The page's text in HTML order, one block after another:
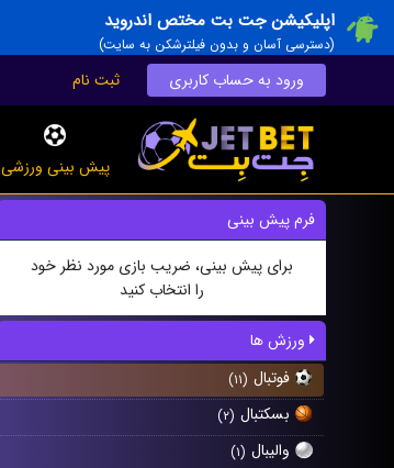
اپلیکیشن جت بت مختص اندروید
(دسترسی آسان و بدون فیلترشکن به سایت)
ورود به حساب کاربری ثبت نام
پیش بینی ورزشی
فرم پیش بینی
برای پیش بینی، ضریب بازی مورد نظر خود
را انتخاب کنید
ورزش ها
فوتبال (۱۱)
بسکتبال (۲)
والیبال (۱)